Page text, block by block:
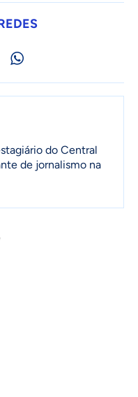
do Central
de jornalismo na